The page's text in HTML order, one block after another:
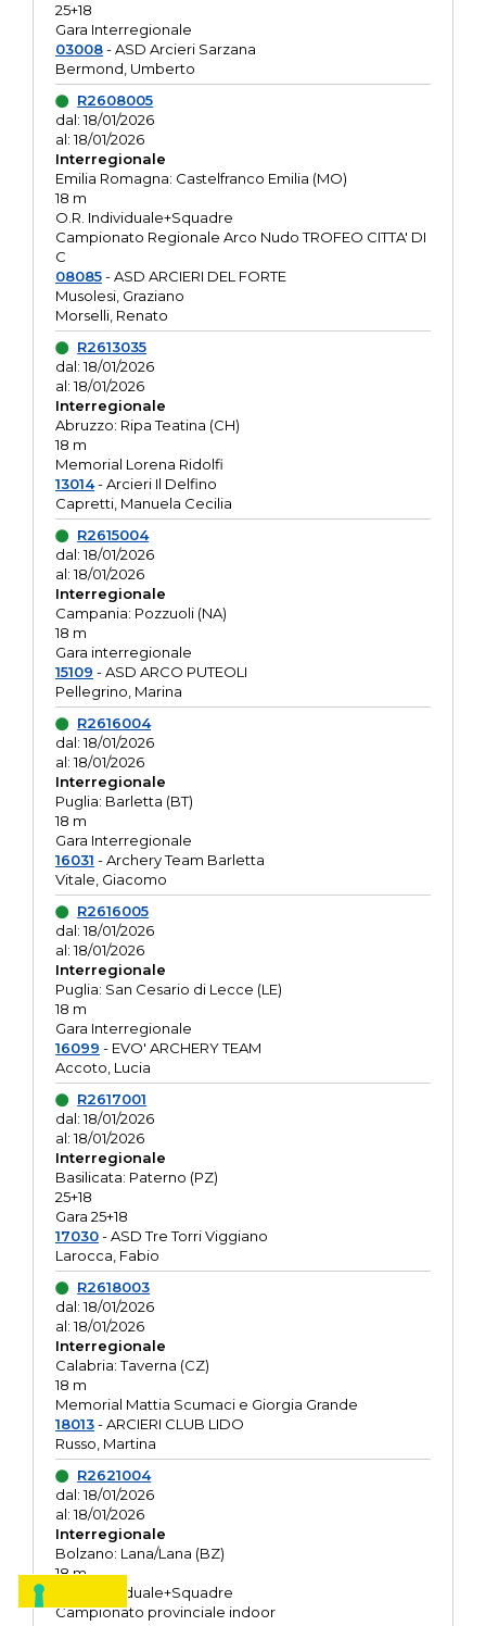
25+18
Gara Interregionale
03008- ASD Arcieri Sarzana
Bermond, Umberto
R2608005
dal: 18/01/2026
al: 18/01/2026
Interregionale
Emilia Romagna: Castelfranco Emilia (MO)
18 m
O.R. Individuale+Squadre
Campionato Regionale Arco Nudo TROFEO CITTA' DI
C
08085- ASD ARCIERI DEL FORTE
Musolesi, Graziano
Morselli, Renato
R2613035
dal: 18/01/2026
al: 18/01/2026
Interregionale
Abruzzo: Ripa Teatina (CH)
18 m
Memorial Lorena Ridolfi
13014- Arcieri Il Delfino
Capretti, Manuela Cecilia
R2615004
dal: 18/01/2026
al: 18/01/2026
Interregionale
Campania: Pozzuoli (NA)
18 m
Gara interregionale
15109 - ASD ARCO PUTEOLI
Pellegrino, Marina
R2616004
dal: 18/01/2026
al: 18/01/2026
Interregionale
Puglia: Barletta (BT)
18 m
Gara Interregionale
16031 - Archery Team Barletta
Vitale, Giacomo
R2616005
dal: 18/01/2026
al: 18/01/2026
Interregionale
Puglia: San Cesario di Lecce (LE)
18 m
Gara Interregionale
16099 - EVO' ARCHERY TEAM
Accoto, Lucia
R2617001
dal: 18/01/2026
al: 18/01/2026
Interregionale
Basilicata: Paterno (PZ)
25+18
Gara 25+18
17030- ASD Tre Torri Viggiano
Larocca, Fabio
R2618003
dal: 18/01/2026
al: 18/01/2026
Interregionale
Calabria: Taverna (CZ)
18 m
Memorial Mattia Scumaci e Giorgia Grande
18013- ARCIERI CLUB LIDO
Russo, Martina
R2621004
dal: 18/01/2026
al: 18/01/2026
Interregionale
Bolzano: Lana/Lana (BZ)
18 m
O.R. Individuale+Squadre
Campionato provinciale indoor